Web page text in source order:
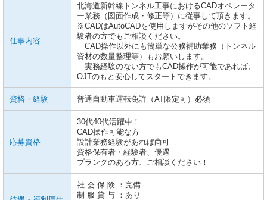
仕事内容
北海道新幹線トンネル工事におけるCADオペレータ
ー業務（図面作成・修正等）に従事して頂きます。
※CADはAutoCADを使用しますがその他のソフト経
験者の方でもご相談ください。
CAD操作以外にも簡単な公務補助業務（トンネル
資材の数量整理等）もお願いします。
実務経験のない方でもCAD操作が可能であれば、
OJTのもと安心してスタートできます。
資格・経験 普通自動車運転免許（AT限定可）必須
応募資格
30代40代活躍中！
CAD操作可能な方
設計業務経験があれば尚可
資格保有者・経験者、優遇
ブランクのある方、ご相談ください！
社 会 保 険 ：完備
制 服 貸 与 ：あり